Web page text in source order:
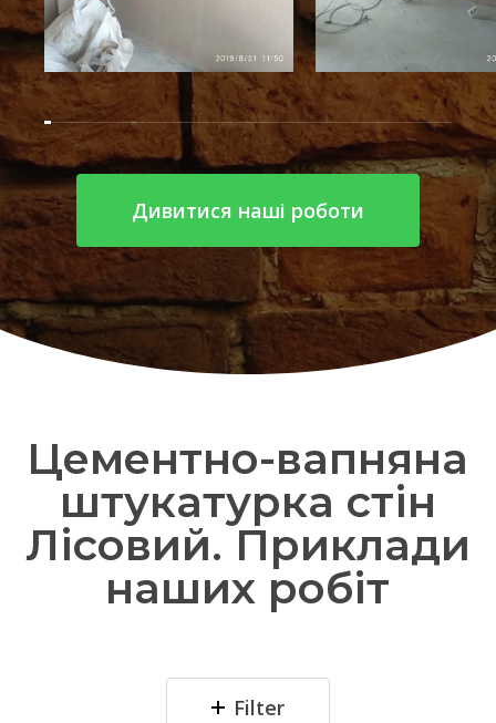
Дивитися наші роботи
Цементно-вапняна
штукатурка стін
Лісовий. Приклади
наших робіт
Filter